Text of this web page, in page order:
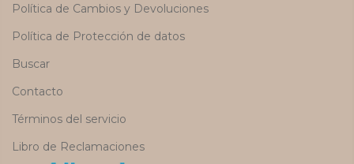
Política de Cambios y Devoluciones
Política de Protección de datos
Buscar
Contacto
Términos del servicio
Libro de Reclamaciones